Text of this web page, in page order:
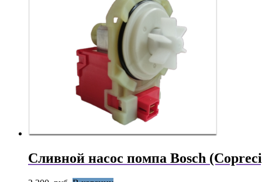
Сливной насос помпа Bosch